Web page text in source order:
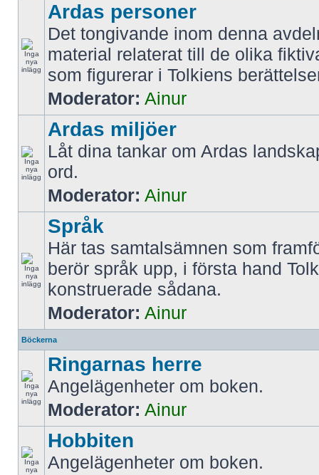
Ardas personer
Det tongivande inom denna
material relaterat till de olika
som figurerar i Tolkiens
Moderator: Ainur
Ardas miljöer
Låt dina tankar om Ardas
ord.
Moderator: Ainur
Språk
Här tas samtalsämnen som
berör språk upp, i första hand
konstruerade sådana.
Moderator: Ainur
Böckerna
Ringarnas herre
Angelägenheter om boken.
Moderator: Ainur
Hobbiten
Angelägenheter om boken.